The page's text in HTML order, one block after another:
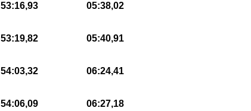
53:16,93 05:38,02
53:19,82 05:40,91
54:03,32 06:24,41
54:06,09 06:27,18